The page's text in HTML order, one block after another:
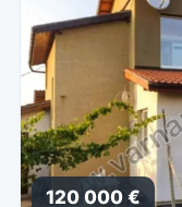
120 000 €